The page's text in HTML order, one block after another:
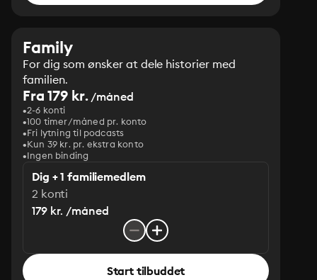
Family
For dig som ønsker at dele historier med
familien.
Fra 179 kr./måned
2-6 konti
100 timer/måned pr. konto
Fri lytning til podcasts
Kun 39 kr. pr. ekstra konto
Ingen binding
Dig + 1 familiemedlem
2 konti
179 kr. /måned
Start tilbuddet